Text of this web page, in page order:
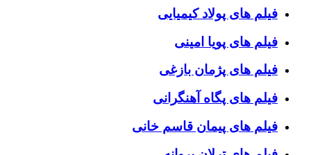
فیلم های پولاد کیمیایی
فیلم های پویا امینی
فیلم های پژمان بازغی
فیلم های پگاه آهنگرانی
فیلم های پیمان قاسم خانی